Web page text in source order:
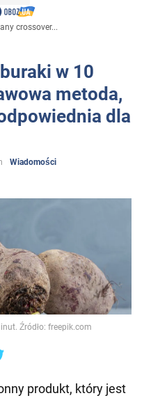
crossover...
w 10
metoda,
dla
Wiadomości
Źródło: freepik.com
produkt, który jest